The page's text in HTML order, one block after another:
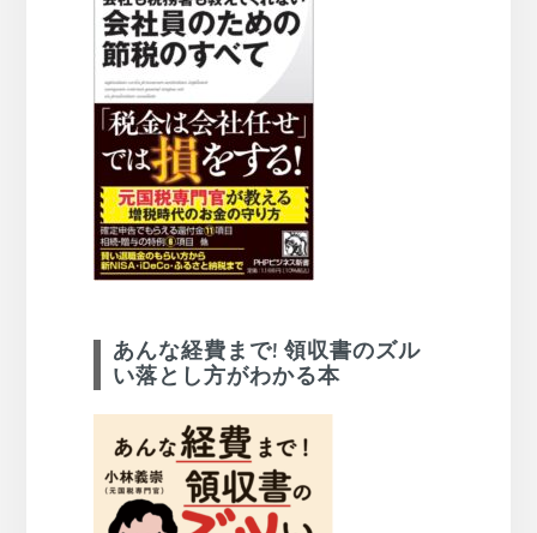
あんな経費まで! 領収書のズル
い落とし方がわかる本